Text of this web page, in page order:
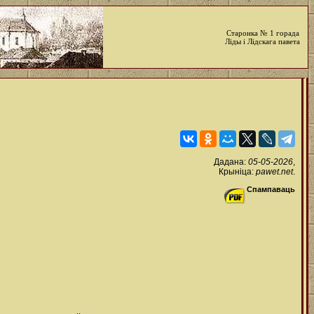
Старонка № 1 горада
Ліды і Лідскага павета
Дадана: 05-05-2026,
Крыніца: pawet.net.
Спампаваць